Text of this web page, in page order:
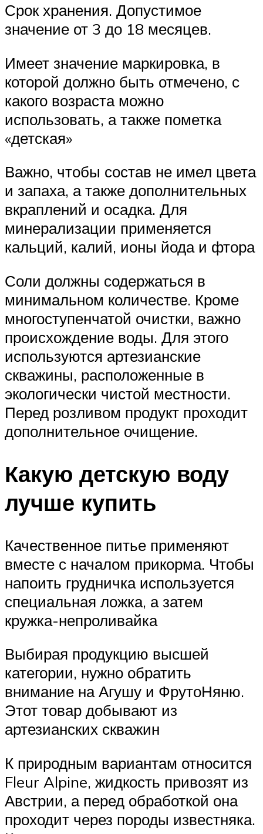
Срок хранения. Допустимое
значение от 3 до 18 месяцев.
Имеет значение маркировка, в
которой должно быть отмечено, с
какого возраста можно
использовать, а также пометка
«детская»
Важно, чтобы состав не имел цвета
и запаха, а также дополнительных
вкраплений и осадка. Для
минерализации применяется
кальций, калий, ионы йода и фтора
Соли должны содержаться в
минимальном количестве. Кроме
многоступенчатой очистки, важно
происхождение воды. Для этого
используются артезианские
скважины, расположенные в
экологически чистой местности.
Перед розливом продукт проходит
дополнительное очищение.
Какую детскую воду
лучше купить
Качественное питье применяют
вместе с началом прикорма. Чтобы
напоить грудничка используется
специальная ложка, а затем
кружка-непроливайка
Выбирая продукцию высшей
категории, нужно обратить
внимание на Агушу и ФрутоНяню.
Этот товар добывают из
артезианских скважин
К природным вариантам относится
Fleur Alpine, жидкость привозят из
Австрии, а перед обработкой она
проходит через породы известняка.